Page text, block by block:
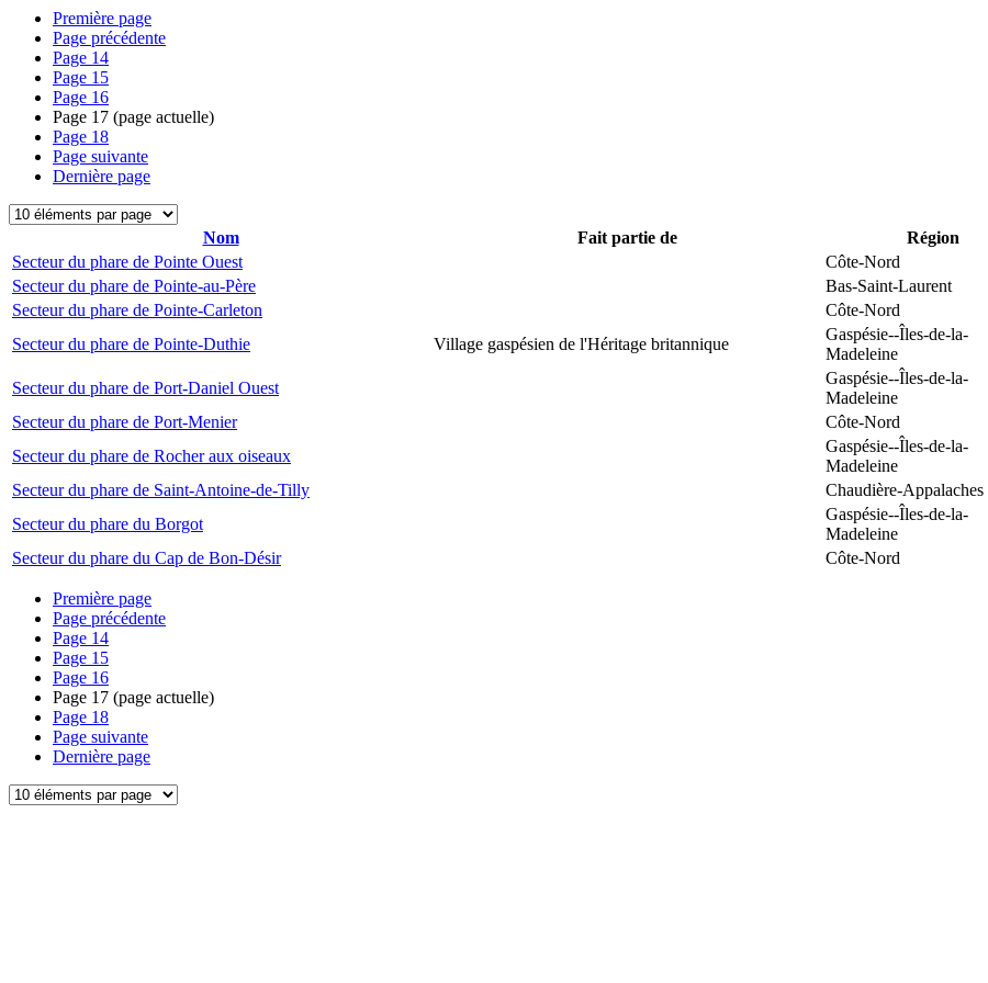
Première page
Page précédente
Page 14
Page 15
Page 16
Page 17 (page actuelle)
Page 18
Page suivante
Dernière page
Nom Fait partie de Région
Secteur du phare de Pointe Ouest
Côte-Nord
Secteur du phare de Pointe-au-Père
Bas-Saint-Laurent
Secteur du phare de Pointe-Carleton
Côte-Nord
Secteur du phare de Pointe-Duthie
Village gaspésien de l'Héritage britannique
Gaspésie--Îles-de-la-
Madeleine
Secteur du phare de Port-Daniel Ouest
Gaspésie--Îles-de-la-
Madeleine
Secteur du phare de Port-Menier
Côte-Nord
Secteur du phare de Rocher aux oiseaux
Gaspésie--Îles-de-la-
Madeleine
Secteur du phare de Saint-Antoine-de-Tilly
Chaudière-Appalaches
Secteur du phare du Borgot
Gaspésie--Îles-de-la-
Madeleine
Secteur du phare du Cap de Bon-Désir
Côte-Nord
Première page
Page précédente
Page 14
Page 15
Page 16
Page 17 (page actuelle)
Page 18
Page suivante
Dernière page